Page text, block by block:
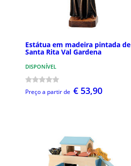
Estátua em madeira pintada de
Santa Rita Val Gardena
DISPONÍVEL
Preço a partir de € 53,90